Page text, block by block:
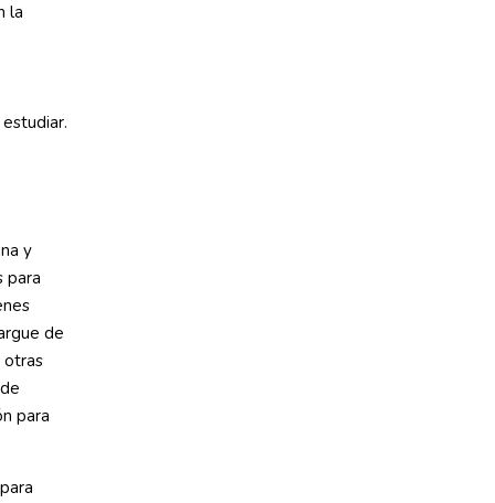
la
y
para
de
otras
para